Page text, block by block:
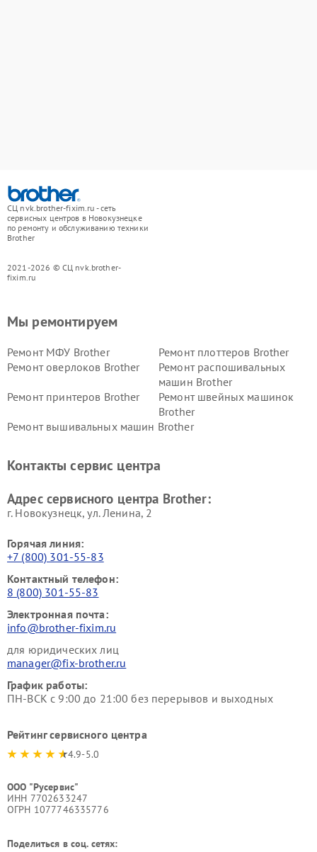
СЦ nvk.brother-fixim.ru - сеть
сервисных центров в Новокузнецке
по ремонту и обслуживанию техники
Brother
2021-2026 © СЦ nvk.brother-
fixim.ru
Мы ремонтируем
Ремонт МФУ Brother
Ремонт плоттеров Brother
Ремонт оверлоков Brother
Ремонт распошивальных
машин Brother
Ремонт принтеров Brother
Ремонт швейных машинок
Brother
Ремонт вышивальных машин Brother
Контакты сервис центра
Адрес сервисного центра Brother:
г. Новокузнецк, ул. Ленина, 2
Горячая линия:
+7 (800) 301-55-83
Контактный телефон:
8 (800) 301-55-83
Электронная почта:
info@brother-fixim.ru
для юридических лиц
manager@fix-brother.ru
График работы:
ПН-ВСК с 9:00 до 21:00 без перерывов и выходных
Рейтинг сервисного центра
4.9-5.0
ООО "Русервис"
ИНН 7702633247
ОГРН 1077746335776
Поделиться в соц. сетях: